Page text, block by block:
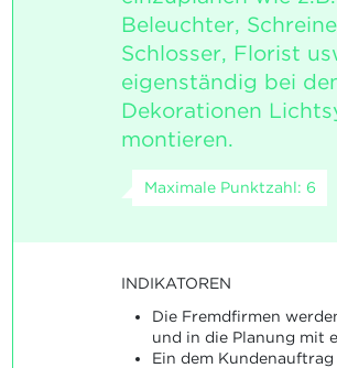
Beleuchter,
Schlosser, Florist
eigenständig bei
Dekorationen
montieren.
Maximale Punktzahl: 6
INDIKATOREN
Die Fremdfirmen
und in die Planung mit
Ein dem Kundenauftrag